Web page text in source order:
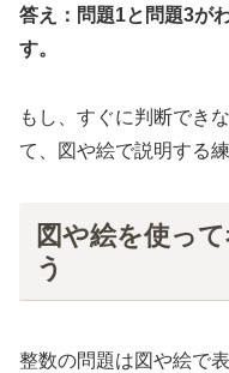
答え：問題1と問題3が
す。
もし、すぐに判断でき
て、図や絵で説明する
図や絵を使っ
う
整数の問題は図や絵で